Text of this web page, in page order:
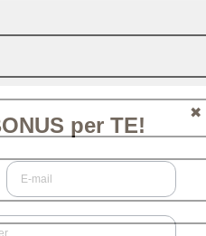
✖
per TE!